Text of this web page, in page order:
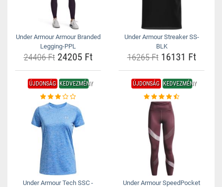
Under Armour Armour Branded
Legging-PPL
24406 Ft24205 Ft
Under Armour Streaker SS-
BLK
16265 Ft16131 Ft
ÚJDONSÁG KEDVEZMÉNY
Under Armour Tech SSC -
ÚJDONSÁG KEDVEZMÉNY
Under Armour SpeedPocket